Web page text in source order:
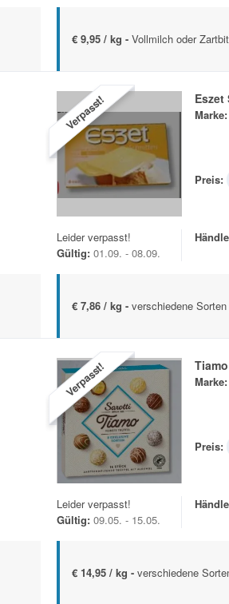
€ 9,95 / kg - Vollmilch oder
Verpasst! Eszet
Marke:
Preis:
Leider verpasst!
Gültig: 01.09. - 08.09.
€ 7,86 / kg - verschiedene
Verpasst! Tiamo
Marke:
Preis:
Leider verpasst!
Gültig: 09.05. - 15.05.
€ 14,95 / kg - verschiedene